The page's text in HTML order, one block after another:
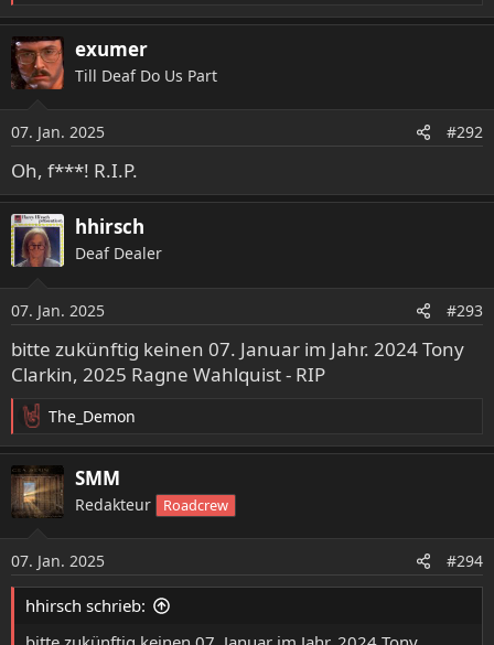
e
a
k
t
o
n
e
n
:
exumer
Till Deaf Do Us Part
07. Jan. 2025 #292
Oh, f***! R.I.P.
hhirsch
Deaf Dealer
07. Jan. 2025 #293
bitte zukünftig keinen 07. Januar im Jahr. 2024 Tony
Clarkin, 2025 Ragne Wahlquist - RIP
R
e
a
k
t
o
n
e
n
The_Demon
SMM
Redakteur Roadcrew
07. Jan. 2025 #294
hhirsch schrieb: